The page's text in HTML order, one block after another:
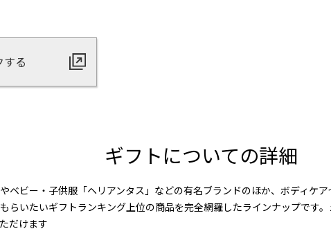
る
ギフトについての詳細
ベビー・子供服「ヘリアンタス」などの有名ブランドのほか、ボディケ
らいたいギフトランキング上位の商品を完全網羅したラインナップです
だけます